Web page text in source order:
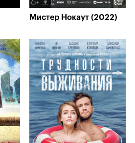
Мистер Нокаут (2022)